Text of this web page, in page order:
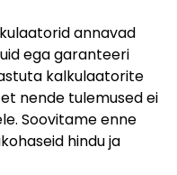
annavad
ega garanteeri
kalkulaatorite
nende tulemused ei
Soovitame enne
hindu ja